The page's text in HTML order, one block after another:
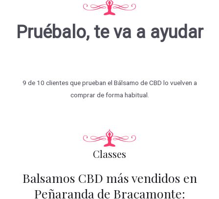
Pruébalo, te va a ayudar
9 de 10 clientes que prueban el Bálsamo de CBD lo vuelven a
comprar de forma habitual.
Classes
Balsamos CBD más vendidos en
Peñaranda de Bracamonte: